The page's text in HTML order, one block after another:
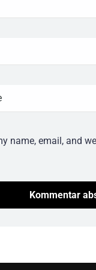
name, email, and